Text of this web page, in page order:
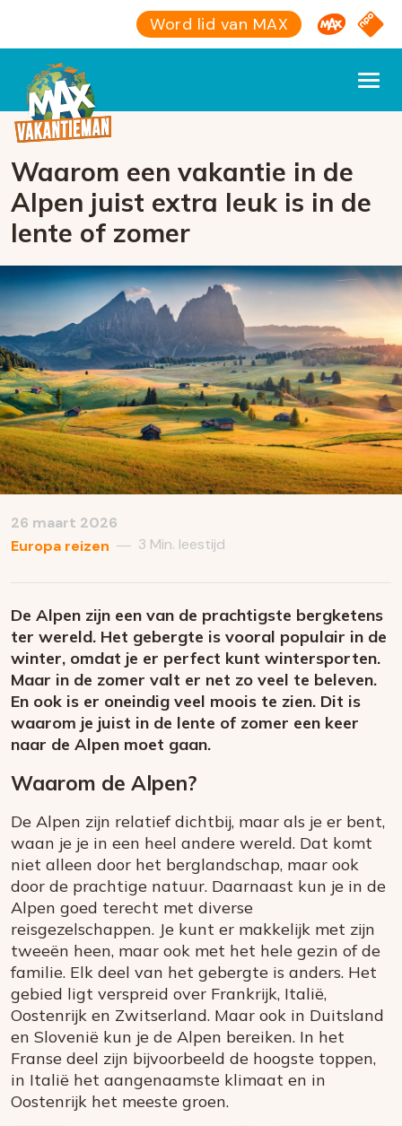
Word lid van MAX Omroep
NPO
Waarom een vakantie in de
Alpen juist extra leuk is in de
lente of zomer
26 maart 2026
Europa reizen — 3 Min. leestijd
De Alpen zijn een van de prachtigste bergketens
ter wereld. Het gebergte is vooral populair in de
winter, omdat je er perfect kunt wintersporten.
Maar in de zomer valt er net zo veel te beleven.
En ook is er oneindig veel moois te zien. Dit is
waarom je juist in de lente of zomer een keer
naar de Alpen moet gaan.
Waarom de Alpen?
De Alpen zijn relatief dichtbij, maar als je er bent,
waan je je in een heel andere wereld. Dat komt
niet alleen door het berglandschap, maar ook
door de prachtige natuur. Daarnaast kun je in de
Alpen goed terecht met diverse
reisgezelschappen. Je kunt er makkelijk met zijn
tweeën heen, maar ook met het hele gezin of de
familie. Elk deel van het gebergte is anders. Het
gebied ligt verspreid over Frankrijk, Italië,
Oostenrijk en Zwitserland. Maar ook in Duitsland
en Slovenië kun je de Alpen bereiken. In het
Franse deel zijn bijvoorbeeld de hoogste toppen,
in Italië het aangenaamste klimaat en in
Oostenrijk het meeste groen.